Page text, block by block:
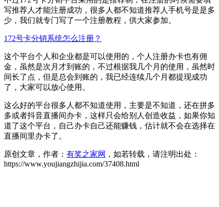
写推荐人才能注册成功，很多人都不知道推荐人手机号是是多
少，我们就专门写了一个注册教程，供大家参加。
172号卡分销系统怎么注册？
这个平台个人和企业都是可以使用的，个人注册办卡也有佣
金，虽然是次月才到账的，不过根据我几个月的使用，虽然时
间长了点，但是总会到账的，我已经连续几个月都提现成功
了，大家可以放心使用。
这么好的平台很多人都不知道使用，主要是不知道，还在拼多
多或者抖音直播间办卡，这样只会给别人创造收益，如果你知
道了这个平台，自己办卡自己还能赚钱，估计就不会在选择在
直播间里办卡了。
原创文章，作者： 有奖之家网 ，如若转载，请注明出处：
https://www.youjiangzhijia.com/37408.html